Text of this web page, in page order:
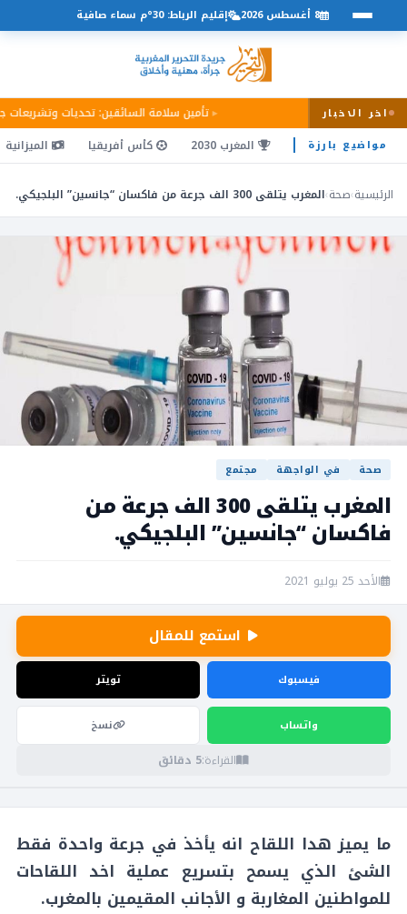
اخر الاخبار تأمين سلامة السائقين: تحديات وتشريعات
8 أغسطس 2026 إقليم الرباط: 30°م سماء صافية
مواضيع بارزة المغرب 2030 كأس أفريقيا الميزانية
الرئيسية›صحة›المغرب يتلقى 300 الف جرعة من فاكسان “جانسين” البلجيكي.
صحة في الواجهة مجتمع
المغرب يتلقى 300 الف جرعة من
فاكسان “جانسين” البلجيكي.
الأحد 25 يوليو 2021
استمع للمقال
فيسبوك تويتر
واتساب نسخ
القراءة:5 دقائق
ما يميز هدا اللقاح انه يأخذ في جرعة واحدة فقط
الشئ الذي يسمح بتسريع عملية اخد اللقاحات
للمواطنين المغاربة و الأجانب المقيمين بالمغرب.